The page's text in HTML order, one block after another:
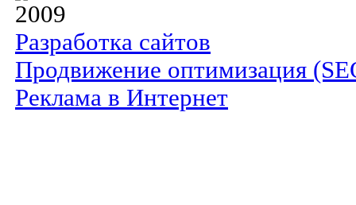
2009
Разработка сайтов
Продвижение оптимизация
Реклама в Интернет